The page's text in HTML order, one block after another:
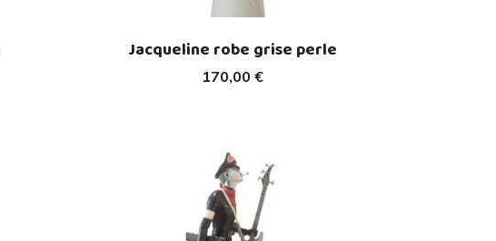
170,00 €
Jacqueline robe grise perle